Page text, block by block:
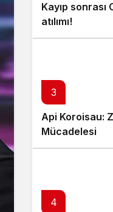
Kayıp sonrası
atılımı!
3
Api Koroisau:
Mücadelesi
4